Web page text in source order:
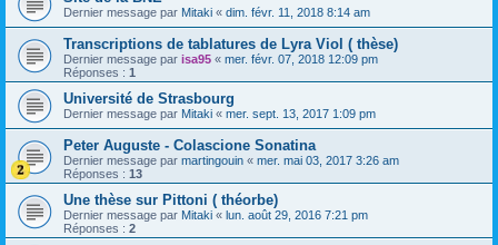
Dernier message par Mitaki « dim. févr. 11, 2018 8:14 am
Transcriptions de tablatures de Lyra Viol ( thèse)
Dernier message par isa95 « mer. févr. 07, 2018 12:09 pm
Réponses : 1
Université de Strasbourg
Dernier message par Mitaki « mer. sept. 13, 2017 1:09 pm
Peter Auguste - Colascione Sonatina
Dernier message par martingouin « mer. mai 03, 2017 3:26 am
Réponses : 13
Une thèse sur Pittoni ( théorbe)
Dernier message par Mitaki « lun. août 29, 2016 7:21 pm
Réponses : 2